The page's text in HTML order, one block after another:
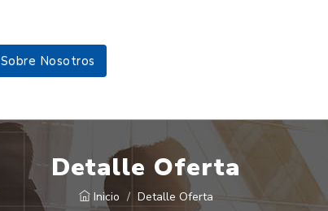
Sobre Nosotros
Detalle Oferta
Inicio Detalle Oferta